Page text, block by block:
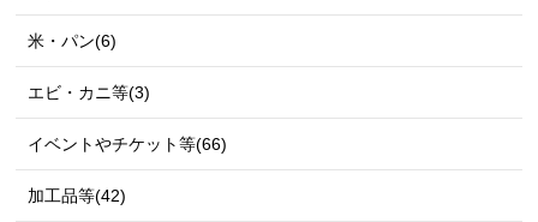
米・パン(6)
エビ・カニ等(3)
イベントやチケット等(66)
加工品等(42)